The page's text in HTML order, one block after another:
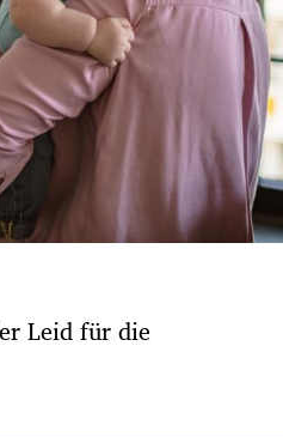
Leid für die